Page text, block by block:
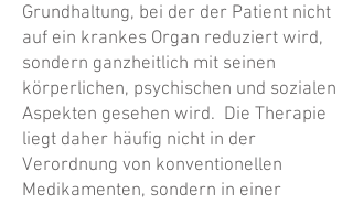
Grundhaltung, bei der der Patient nicht
auf ein krankes Organ reduziert wird,
sondern ganzheitlich mit seinen
körperlichen, psychischen und sozialen
Aspekten gesehen wird. Die Therapie
liegt daher häufig nicht in der
Verordnung von konventionellen
Medikamenten, sondern in einer